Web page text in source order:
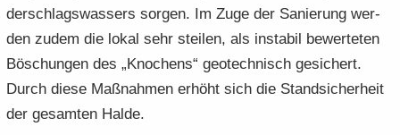
der­schlags­was­sers sor­gen. Im Zuge der Sa­nie­rung wer­
den zudem die lokal sehr stei­len, als in­sta­bil be­wer­te­ten
Bö­schun­gen des „Kno­chens“ geo­tech­nisch ge­si­chert.
Durch diese Maß­nah­men er­höht sich die Stand­si­cher­heit
der ge­sam­ten Halde.